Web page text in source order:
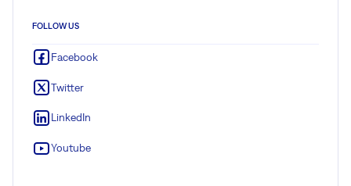
FOLLOW US
Facebook
Twitter
LinkedIn
Youtube